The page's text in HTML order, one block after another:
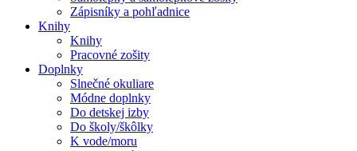
Zápisníky a pohľadnice
Knihy
Knihy
Pracovné zošity
Doplnky
Slnečné okuliare
Módne doplnky
Do detskej izby
Do školy/škôlky
K vode/moru